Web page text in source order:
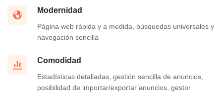
Modernidad
Página web rápida y a medida, búsquedas universales y
navegación sencilla
Comodidad
Estadísticas detalladas, gestión sencilla de anuncios,
posibilidad de importar/exportar anuncios, gestor